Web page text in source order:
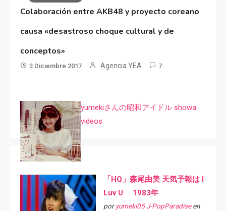
Colaboración entre AKB48 y proyecto coreano
causa «desastroso choque cultural y de
conceptos»
3 Diciembre 2017 Agencia YEA 7
yumekiさんの昭和アイドル showa
videos
「HQ」森尾由美 天気予報は I
Luv U 1983年
por yumeki05 J-PopParadiseen